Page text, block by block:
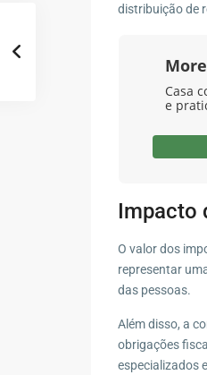
distribuição de
Casa
e
Impacto
O valor dos
representar
das pessoas.
Além disso, a
obrigações
especializados